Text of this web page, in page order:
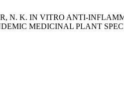
N. K. IN VITRO ANTI-
MEDICINAL PLANT